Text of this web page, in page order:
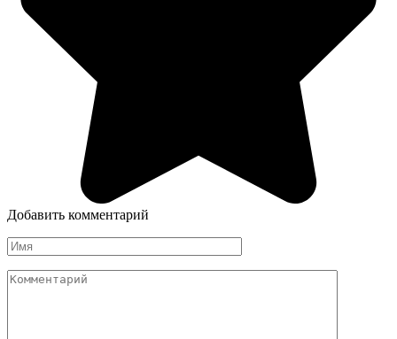
Добавить комментарий
Имя
Комментарий